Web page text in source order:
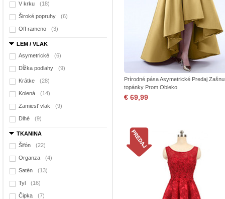
V krku (18)
Široké popruhy (6)
Off rameno (3)
LEM / VLAK
Asymetrické
(6)
Dĺžka podlahy (9)
Krátke (28)
Kolená (14)
Zamiesť vlak (9)
Dlhé (9)
TKANINA
Šifón
(22)
Organza (4)
Satén (13)
Tyl (16)
Čipka (7)
Prírodné pása Asymetrické Predaj
topánky Prom Obleko
€ 69,99